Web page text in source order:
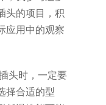
头的项目，积
应用中的观察
头时，一定要
择合适的型